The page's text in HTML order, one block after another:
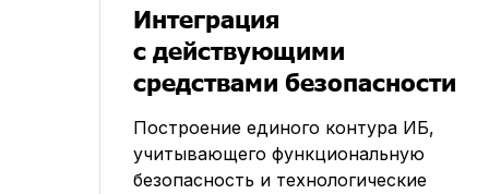
Интеграция
с действующими
средствами безопасности
Построение единого контура ИБ,
учитывающего функциональную
безопасность и технологические